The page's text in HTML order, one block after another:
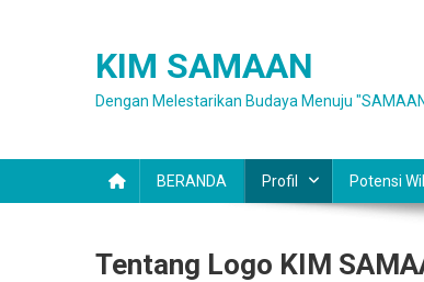
KIM SAMAAN
Dengan Melestarikan Budaya Menuju
BERANDA Profil Potensi
Tentang Logo KIM